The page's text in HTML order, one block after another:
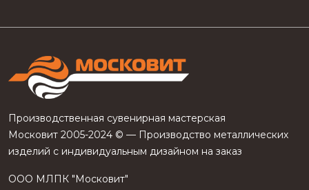
Производственная сувенирная мастерская
Московит 2005-2024 © — Производство металлических
изделий с индивидуальным дизайном на заказ
ООО МЛПК "Московит"